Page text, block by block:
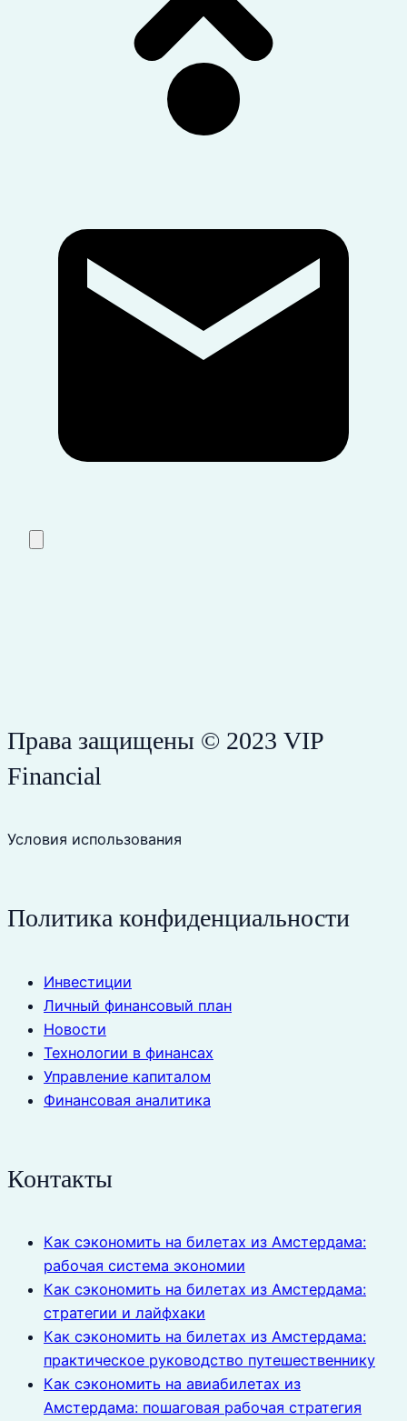
Права защищены © 2023 VIP
Financial
Условия использования
Политика конфиденциальности
Инвестиции
Личный финансовый план
Новости
Технологии в финансах
Управление капиталом
Финансовая аналитика
Контакты
Как сэкономить на билетах из Амстердама:
рабочая система экономии
Как сэкономить на билетах из Амстердама:
стратегии и лайфхаки
Как сэкономить на билетах из Амстердама:
практическое руководство путешественнику
Как сэкономить на авиабилетах из
Амстердама: пошаговая рабочая стратегия